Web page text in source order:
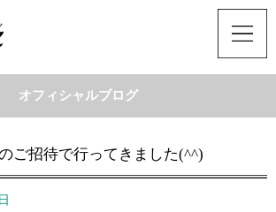
オフィシャルブログ
ご招待で行ってきました(^^)